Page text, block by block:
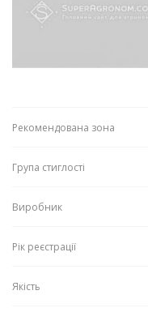
Рекомендована зона
Група стиглості
Виробник
Рік реєстрації
Якість